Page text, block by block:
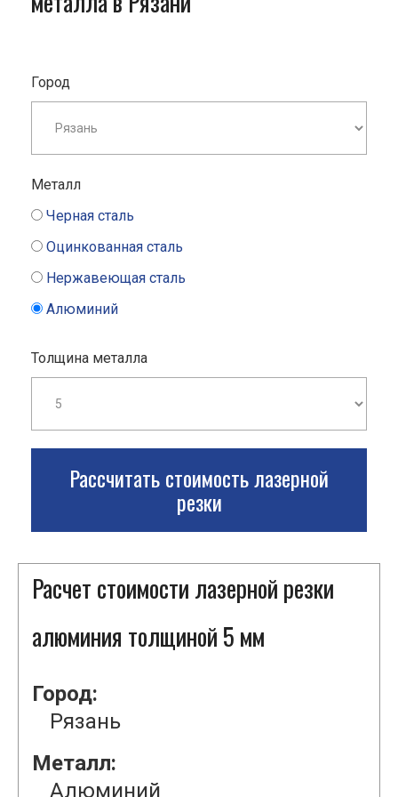
Город
Металл
Черная сталь
Оцинкованная сталь
Нержавеющая сталь
Алюминий
Толщина металла
Рассчитать стоимость лазерной
резки
Расчет стоимости лазерной резки
алюминия толщиной 5 мм
Город:
Рязань
Металл:
Алюминий